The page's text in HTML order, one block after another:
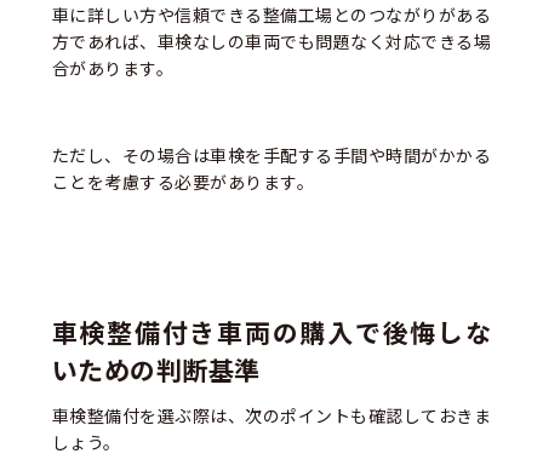
車に詳しい方や信頼できる整備工場とのつながりがある
方であれば、車検なしの車両でも問題なく対応できる場
合があります。
ただし、その場合は車検を手配する手間や時間がかかる
ことを考慮する必要があります。
車検整備付き車両の購入で後悔しな
いための判断基準
車検整備付を選ぶ際は、次のポイントも確認しておきま
しょう。